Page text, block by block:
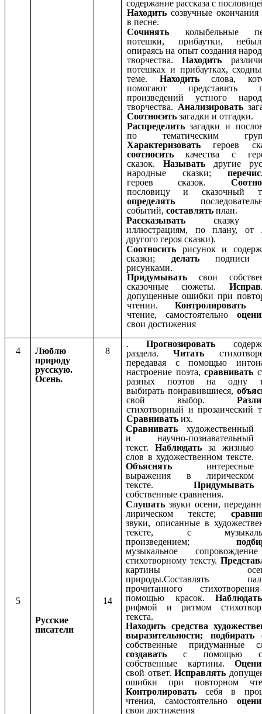
содержание рассказа с
Находить созвучные окончания
в песне.
Сочинять колыбельные
потешки, прибаутки,
опираясь на опыт создания
творчества.Находить
потешках и прибаутках,
теме. Находитьслова,
помогают представить
произведений устного
творчества. Анализировать
Соотноситьзагадки и отгадки.
Распределитьзагадки и
по тематическим
Характеризоватьгероев
соотноситькачества с
сказок. Называть другие
народные сказки;
героев сказок.
пословицу и сказочный
определять
событий, составлять план.
Рассказыватьсказку
иллюстрациям, по плану, от
другого героя сказки).
Соотносить рисунок и
сказки; делатьподписи
рисунками.
Придумывать свои
сказочные сюжеты.
допущенные ошибки при
чтении.
чтение, самостоятельно
свои достижения
4
5
Люблю
природу
русскую.
Осень.
Русские
писатели
8
14
. Прогнозировать
раздела.Читать
передавая с помощью
настроение поэта,сравнивать
разных поэтов на одну
выбирать понравившиеся,
свой выбор.
стихотворный и прозаический
Сравниватьих.
Сравнивать художественный
и научно-познавательный
текст.Наблюдать за жизнью
слов в художественном тексте.
Объяснять интересные
выражения в лирическом
тексте. Придумывать
собственные сравнения.
Слушатьзвуки осени,
лирическом тексте;
звуки, описанные в
тексте, с
произведением;
музыкальное
стихотворному тексту.
картины
природы.Составлять
прочитанного
помощью красок.
рифмой и ритмом
текста.
Находить средства
выразительности; подбирать
собственные придуманные
создаватьс помощью
собственные картины.
свой ответ.Исправлять
ошибки при повторном
Контролироватьсебя в
чтения, самостоятельно
свои достижения